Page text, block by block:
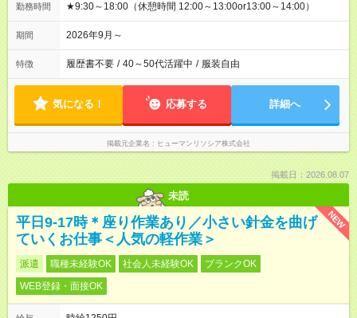
勤務時間 ★9:30～18:00（休憩時間 12:00～13:00or13:00～14:00）
期間 2026年9月～
特徴 履歴書不要 / 40～50代活躍中 / 服装自由
気になる！ 応募する 詳細へ
掲載元企業名 ヒューマンリソシア株式会社
掲載日：2026.08.07
未読
NEW
平日9-17時＊座り作業あり／小さい針金を曲げ
ていくお仕事＜人気の軽作業＞
派遣 職種未経験OK 社会人未経験OK
ブランクOK
WEB登録・面接OK